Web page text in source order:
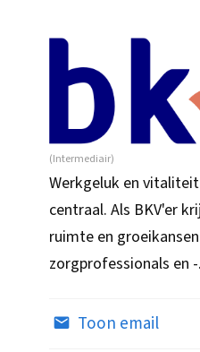
(Intermediair)
Werkgeluk en
centraal. Als BKV'er
ruimte en
zorgprofessionals en -
Toon email